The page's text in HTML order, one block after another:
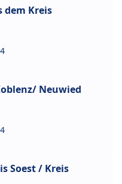
dem Kreis
Neuwied
Soest / Kreis